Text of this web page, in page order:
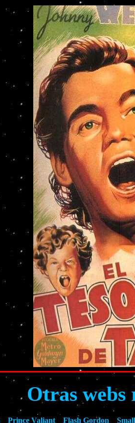
Otras webs
Prince Valiant Flash Gordon